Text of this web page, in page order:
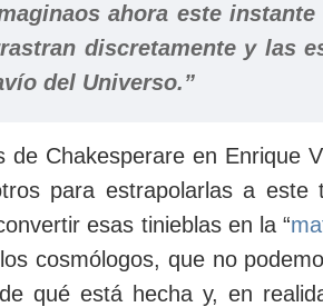
ahora este
discretamente y las
del Universo.”
de Chakesperare en Enrique
para estrapolarlas a este
esas tinieblas en la “
cosmólogos, que no
qué está hecha y, en